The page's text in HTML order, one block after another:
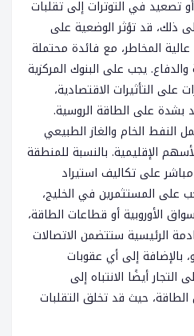
تصعيد في التوترات إلى تقلبات
ذلك، قد تؤثر الوضعية على
المخاطر، مع فائدة محتملة
يجب على البنوك المركزية
التأثيرات الاقتصادية،
بشدة على الطاقة الروسية.
النفط الخام والغاز الطبيعي
الإقليمية. بالنسبة للمنطقة
على تكاليف استيراد
على المستثمرين في الخليج،
الأوروبية أو قطاعات الطاقة،
الرئيسية ستتضمن الاتصالات
بالإضافة إلى أي عقوبات
أيضًا الانتباه إلى
حيث قد تخلق التقلبات